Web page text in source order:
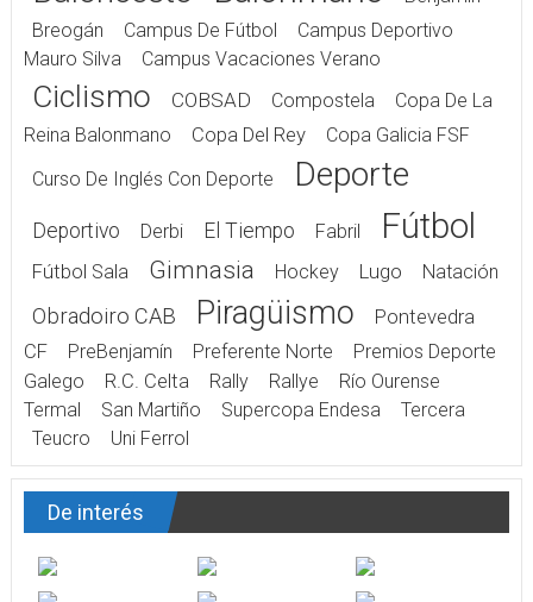
Breogán
Campus De Fútbol
Campus Deportivo
Mauro Silva
Campus Vacaciones Verano
Ciclismo COBSAD Compostela
Copa De La
Reina Balonmano
Copa Del Rey
Copa Galicia FSF
Curso De Inglés Con Deporte
Deporte
Deportivo Derbi El Tiempo Fabril Fútbol
Fútbol Sala Gimnasia Hockey Lugo Natación
Obradoiro CAB Piragüismo
Pontevedra
CF
PreBenjamín Preferente Norte
Premios Deporte
Galego
R.C. Celta Rally Rallye
Río Ourense
Termal
San Martiño Supercopa Endesa
Tercera
Teucro
Uni Ferrol
De interés